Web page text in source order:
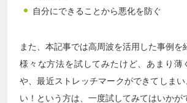
自分にできることから悪化を防ぐ
また、本記事では高周波を活用した事例を
様々な方法を試してみたけど、あまり薄
や、最近ストレッチマークができてしま
い！という方は、一度試してみてはいかが